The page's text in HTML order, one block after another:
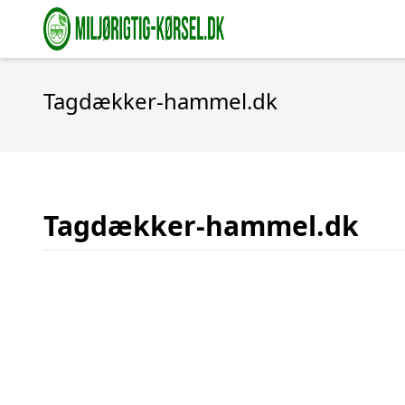
Tagdækker-hammel.dk
Tagdækker-hammel.dk